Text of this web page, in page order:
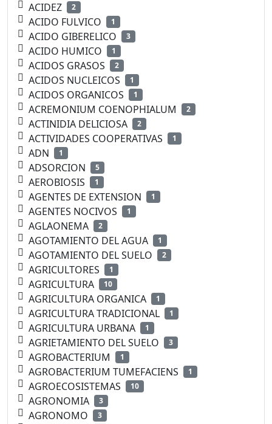
ACIDEZ 2
ACIDO FULVICO 1
ACIDO GIBERELICO 3
ACIDO HUMICO 1
ACIDOS GRASOS 2
ACIDOS NUCLEICOS 1
ACIDOS ORGANICOS 1
ACREMONIUM COENOPHIALUM 2
ACTINIDIA DELICIOSA 2
ACTIVIDADES COOPERATIVAS 1
ADN 1
ADSORCION 5
AEROBIOSIS 1
AGENTES DE EXTENSION 1
AGENTES NOCIVOS 1
AGLAONEMA 2
AGOTAMIENTO DEL AGUA 1
AGOTAMIENTO DEL SUELO 2
AGRICULTORES 1
AGRICULTURA 10
AGRICULTURA ORGANICA 1
AGRICULTURA TRADICIONAL 1
AGRICULTURA URBANA 1
AGRIETAMIENTO DEL SUELO 3
AGROBACTERIUM 1
AGROBACTERIUM TUMEFACIENS 1
AGROECOSISTEMAS 10
AGRONOMIA 3
AGRONOMO 3